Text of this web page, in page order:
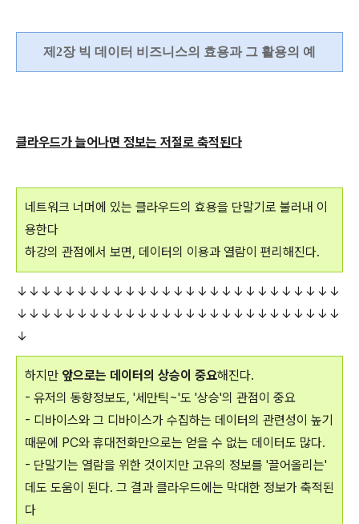
제2장 빅 데이터 비즈니스의 효용과 그 활용의 예
클라우드가 늘어나면 정보는 저절로 축적된다
네트워크 너머에 있는 클라우드의 효용을 단말기로 불러내 이
용한다
하강의 관점에서 보면, 데이터의 이용과 열람이 편리해진다.
↓↓↓↓↓↓↓↓↓↓↓↓↓↓↓↓↓↓↓↓↓↓↓↓↓↓↓
↓↓↓↓↓↓↓↓↓↓↓↓↓↓↓↓↓↓↓↓↓↓↓↓↓↓↓
↓
하지만 앞으로는 데이터의 상승이 중요해진다.
- 유저의 동향정보도, '세만틱~'도 '상승'의 관점이 중요
- 디바이스와 그 디바이스가 수집하는 데이터의 관련성이 높기
때문에 PC와 휴대전화만으로는 얻을 수 없는 데이터도 많다.
- 단말기는 열람을 위한 것이지만 고유의 정보를 '끌어올리는'
데도 도움이 된다. 그 결과 클라우드에는 막대한 정보가 축적된
다